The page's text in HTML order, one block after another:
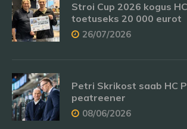
Stroi Cup 2026 kogus
toetuseks 20 000 eurot
26/07/2026
Petri Skrikost saab HC
peatreener
08/06/2026